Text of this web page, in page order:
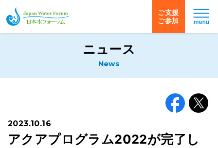
日本水フォーラム
ご支援
ご参加
ニュース
News
2023.10.16
アクアプログラム2022が完了し